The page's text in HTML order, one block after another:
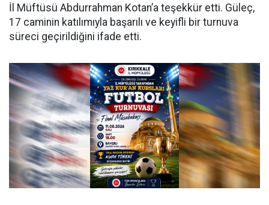
İl Müftüsü Abdurrahman Kotan’a teşekkür etti. Güleç,
17 caminin katılımıyla başarılı ve keyifli bir turnuva
süreci geçirildiğini ifade etti.